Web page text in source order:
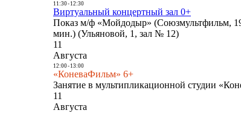
11:30- 12:30
Виртуальный концертный зал 0+
Показ м/ф «Мойдодыр» (Союзмультфильм,
мин.) (Ульяновой, 1, зал № 12)
11
Августа
12:00- 13:00
«КоневаФильм» 6+
Занятие в мультипликационной студии
11
Августа